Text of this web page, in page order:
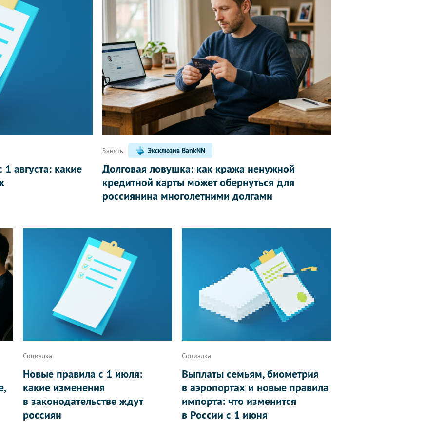
августа: какие
Занять Эксклюзив BankNN
Долговая ловушка: как кража ненужной
кредитной карты может обернуться для
россиянина многолетними долгами
Социалка
Новые правила с 1 июля:
какие изменения
в законодательстве ждут
россиян
Социалка
Выплаты семьям, биометрия
в аэропортах и новые правила
импорта: что изменится
в России с 1 июня